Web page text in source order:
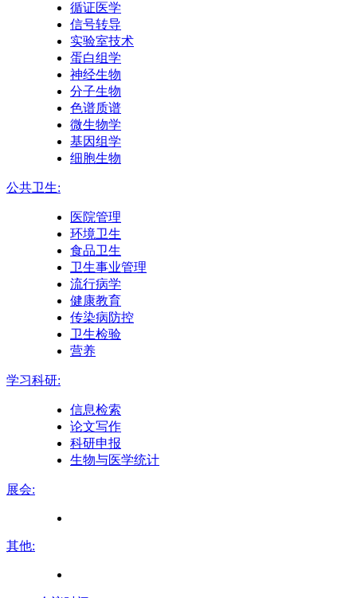
循证医学
信号转导
实验室技术
蛋白组学
神经生物
分子生物
色谱质谱
微生物学
基因组学
细胞生物
公共卫生:
医院管理
环境卫生
食品卫生
卫生事业管理
流行病学
健康教育
传染病防控
卫生检验
营养
学习科研:
信息检索
论文写作
科研申报
生物与医学统计
展会:
其他: